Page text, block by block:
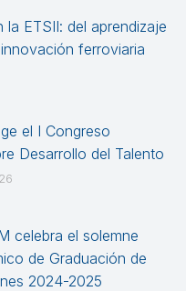
la ETSII: del aprendizaje
ferroviaria
el I Congreso
Desarrollo del Talento
celebra el solemne
de Graduación de
2024-2025